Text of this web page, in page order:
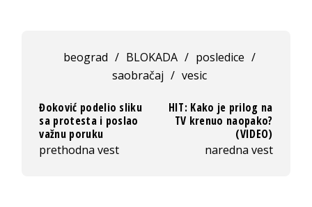
beograd / BLOKADA / posledice /
saobračaj / vesic
Đoković podelio sliku
sa protesta i poslao
važnu poruku
prethodna vest
HIT: Kako je prilog na
TV krenuo naopako?
(VIDEO)
naredna vest